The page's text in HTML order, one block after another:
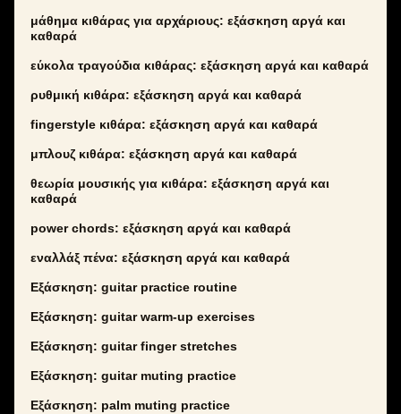
μάθημα κιθάρας για αρχάριους: εξάσκηση αργά και
καθαρά
εύκολα τραγούδια κιθάρας: εξάσκηση αργά και καθαρά
ρυθμική κιθάρα: εξάσκηση αργά και καθαρά
fingerstyle κιθάρα: εξάσκηση αργά και καθαρά
μπλουζ κιθάρα: εξάσκηση αργά και καθαρά
θεωρία μουσικής για κιθάρα: εξάσκηση αργά και
καθαρά
power chords: εξάσκηση αργά και καθαρά
εναλλάξ πένα: εξάσκηση αργά και καθαρά
Εξάσκηση: guitar practice routine
Εξάσκηση: guitar warm-up exercises
Εξάσκηση: guitar finger stretches
Εξάσκηση: guitar muting practice
Εξάσκηση: palm muting practice